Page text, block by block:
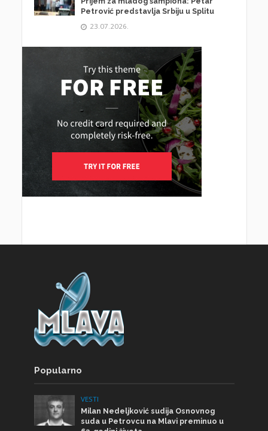
Petrović predstavlja Srbiju u Splitu
23.07.2026.
Popularno
VESTI
Milan Nedeljković sudija Osnovnog
suda u Petrovcu na Mlavi preminuo u